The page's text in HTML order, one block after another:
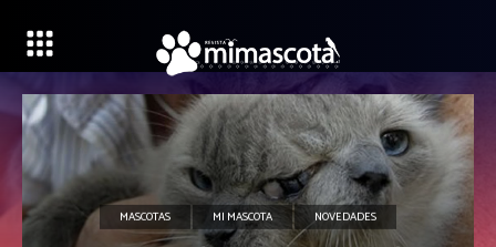
MASCOTAS MI MASCOTA NOVEDADES